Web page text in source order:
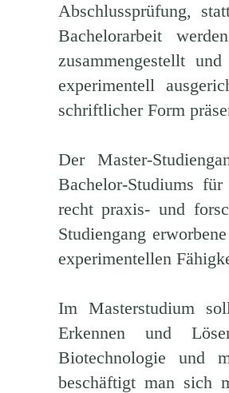
Abschlussprüfung,
Bachelorarbeit
zusammengestellt
experimentell
schriftlicher Form
Der Master-
Bachelor-Studiums
recht praxis- und
Studiengang
experimentellen
Im Masterstudium
Erkennen und
Biotechnologie und
beschäftigt man sich